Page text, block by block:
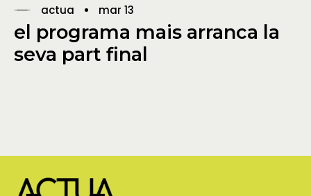
actua mar 13
el programa mais arranca la
seva part final